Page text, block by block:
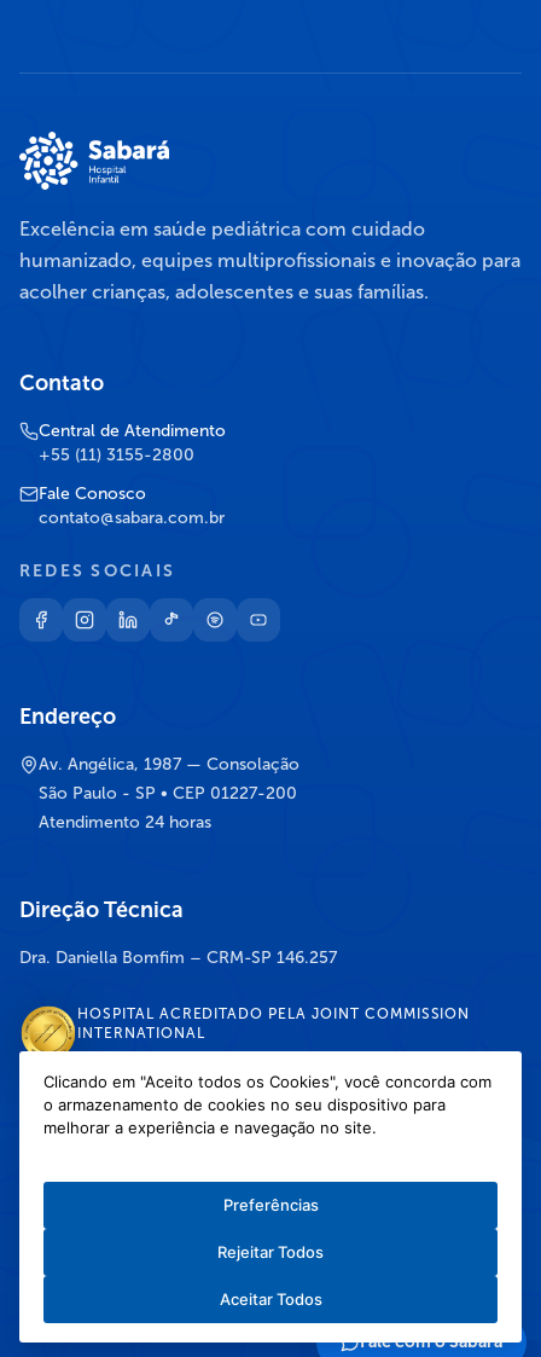
Fale com o Sabará
Excelência em saúde pediátrica com cuidado
humanizado, equipes multiprofissionais e inovação para
acolher crianças, adolescentes e suas famílias.
Contato
Central de Atendimento
+55 (11) 3155-2800
Fale Conosco
contato@sabara.com.br
REDES SOCIAIS
Endereço
Av. Angélica, 1987 — Consolação
São Paulo - SP • CEP 01227-200
Atendimento 24 horas
Direção Técnica
Dra. Daniella Bomfim – CRM-SP 146.257
HOSPITAL ACREDITADO PELA JOINT COMMISSION
INTERNATIONAL
DISPONÍVEL NAS LOJAS
Política de Cookies
Copyright © 2026 Hospital Infantil Sabará — Todos os direitos reservados.
Clicando em "Aceito todos os Cookies", você concorda com
o armazenamento de cookies no seu dispositivo para
melhorar a experiência e navegação no site.
Preferências
Rejeitar Todos
Aceitar Todos